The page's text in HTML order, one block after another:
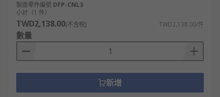
製造零件編號 DFP-CNL3
小計（1 件）
TWD2,138.00(不含稅) TWD2,138.00/件
數量
新增